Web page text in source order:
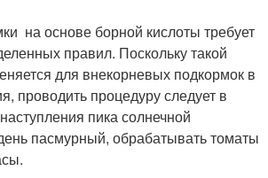
Кислоты в
огородничестве
на основе борной кислоты требует
правил. Поскольку такой
для внекорневых подкормок в
проводить процедуру следует в
пика солнечной
пасмурный, обрабатывать томаты